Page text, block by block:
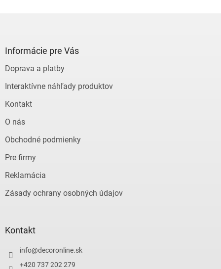
Informácie pre Vás
Doprava a platby
Interaktívne náhľady produktov
Kontakt
O nás
Obchodné podmienky
Pre firmy
Reklamácia
Zásady ochrany osobných údajov
Kontakt
info@decoronline.sk
+420 737 202 279